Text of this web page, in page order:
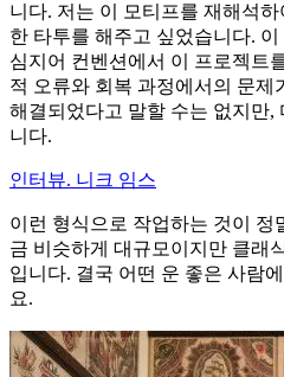
니다. 저는 이 모티프를 재해석
한 타투를 해주고 싶었습니다.
심지어 컨벤션에서 이 프로젝트
적 오류와 회복 과정에서의 문제
해결되었다고 말할 수는 없지만,
니다.
인터뷰. 니크 임스
이런 형식으로 작업하는 것이 정
금 비슷하게 대규모이지만 클래
입니다. 결국 어떤 운 좋은 사람
요.